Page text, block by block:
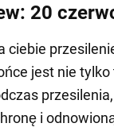
20
ciebie
jest nie
i